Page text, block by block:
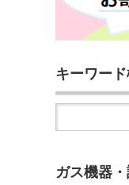
キーワー
ガス機器